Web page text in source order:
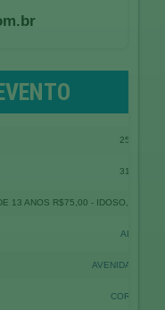
25-02-
31-01-
13 ANOS R$75,00 - IDOSO,
ALPHA
AVENIDA FUAD
CORRIDA